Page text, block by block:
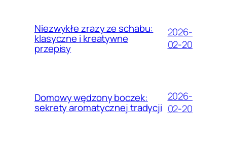
Niezwykłe zrazy ze schabu:
klasyczne i kreatywne
przepisy
2026-
02-20
Domowy wędzony boczek:
sekrety aromatycznej tradycji
2026-
02-20